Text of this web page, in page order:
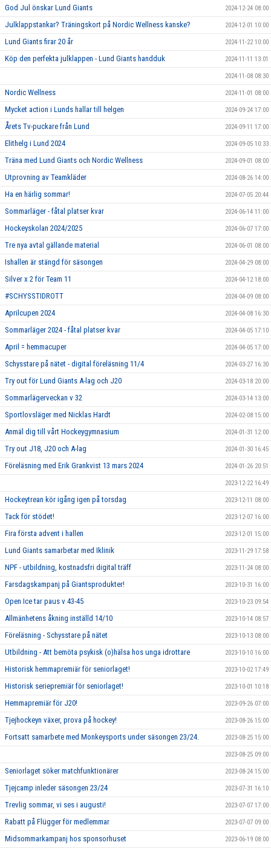
God Jul önskar Lund Giants 2024-12-24 08:00
Julklappstankar? Träningskort på Nordic Wellness kanske? 2024-12-01 10:00
Lund Giants firar 20 år 2024-11-22 10:00
Köp den perfekta julklappen - Lund Giants handduk 2024-11-11 13:01
2024-11-08 08:30
Nordic Wellness 2024-11-01 08:00
Mycket action i Lunds hallar till helgen 2024-09-24 17:00
Årets Tv-puckare från Lund 2024-09-11 17:00
Elithelg i Lund 2024 2024-09-05 10:33
Träna med Lund Giants och Nordic Wellness 2024-09-01 08:00
Utprovning av Teamkläder 2024-08-26 14:00
Ha en härlig sommar! 2024-07-05 20:44
Sommarläger - fåtal platser kvar 2024-06-14 11:00
Hockeyskolan 2024/2025 2024-06-07 17:00
Tre nya avtal gällande material 2024-06-01 08:00
Ishallen är stängd för säsongen 2024-04-29 08:00
Silver x 2 för Team 11 2024-04-12 18:00
#SCHYSSTIDROTT 2024-04-09 08:00
Aprilcupen 2024 2024-04-08 16:30
Sommarläger 2024 - fåtal platser kvar 2024-04-05 17:10
April = hemmacuper 2024-04-05 17:00
Schysstare på nätet - digital föreläsning 11/4 2024-03-27 16:30
Try out för Lund Giants A-lag och J20 2024-03-18 20:00
Sommarlägerveckan v 32 2024-03-14 13:00
Sportlovsläger med Nicklas Hardt 2024-02-08 15:00
Anmäl dig till vårt Hockeygymnasium 2024-01-31 12:00
Try out J18, J20 och A-lag 2024-01-30 16:45
Föreläsning med Erik Grankvist 13 mars 2024 2024-01-26 20:51
2023-12-22 16:49
Hockeytrean kör igång igen på torsdag 2023-12-11 08:00
Tack för stödet! 2023-12-07 16:00
Fira första advent i hallen 2023-12-01 15:00
Lund Giants samarbetar med Iklinik 2023-11-29 17:58
NPF - utbildning, kostnadsfri digital träff 2023-11-24 08:00
Farsdagskampanj på Giantsprodukter! 2023-10-31 16:00
Open Ice tar paus v 43-45 2023-10-23 09:54
Allmänhetens åkning inställd 14/10 2023-10-14 08:57
Föreläsning - Schysstare på nätet 2023-10-13 08:00
Utbildning - Att bemöta psykisk (o)hälsa hos unga idrottare 2023-10-10 16:00
Historisk hemmapremiär för seniorlaget! 2023-10-02 17:49
Historisk seriepremiär för seniorlaget! 2023-10-01 10:18
Hemmapremiär för J20! 2023-09-26 07:00
Tjejhockeyn växer, prova på hockey! 2023-08-26 15:00
Fortsatt samarbete med Monkeysports under säsongen 23/24. 2023-08-25 15:00
2023-08-25 09:00
Seniorlaget söker matchfunktionärer 2023-08-24 15:00
Tjejcamp inleder säsongen 23/24 2023-07-31 16:10
Trevlig sommar, vi ses i augusti! 2023-07-07 17:00
Rabatt på Flügger för medlemmar 2023-07-07 09:00
Midsommarkampanj hos sponsorhuset 2023-06-19 08:00